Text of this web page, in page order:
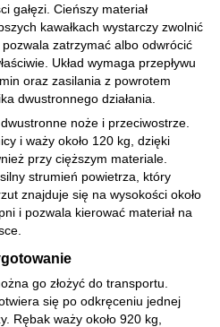
gałęzi. Cieńszy materiał
kawałkach wystarczy zwolnić
zatrzymać albo odwrócić
Układ wymaga przepływu
oraz zasilania z powrotem
dwustronnego działania.
noże i przeciwostrze.
i waży około 120 kg, dzięki
przy cięższym materiale.
strumień powietrza, który
znajduje się na wysokości około
i pozwala kierować materiał na
go złożyć do transportu.
się po odkręceniu jednej
Rębak waży około 920 kg,